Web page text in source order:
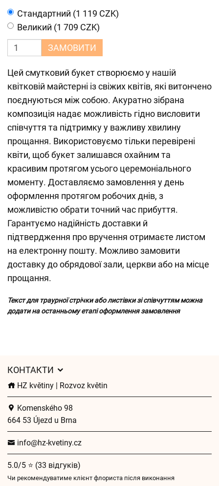
Cтандартний (1 119 CZK)
Великий (1 709 CZK)
ЗАМОВИТИ
Цей смутковий букет створюємо у нашій
квітковій майстерні із свіжих квітів, які витончено
поєднуються між собою. Акуратно зібрана
композиція надає можливість гідно висловити
співчуття та підтримку у важливу хвилину
прощання. Використовуємо тільки перевірені
квіти, щоб букет залишався охайним та
красивим протягом усього церемоніального
моменту. Доставляємо замовлення у день
оформлення протягом робочих днів, з
можливістю обрати точний час прибуття.
Гарантуємо надійність доставки й
підтвердження про вручення отримаєте листом
на електронну пошту. Можливо замовити
доставку до обрядової зали, церкви або на місце
прощання.
Текст для траурної стрічки або листівки зі співчуттям можна
додати на останньому етапі оформлення замовлення
КОНТАКТИ
HZ květiny | Rozvoz květin
Komenského 98
664 53 Újezd u Brna
info@hz-kvetiny.cz
5.0/5 ⭐ (33 відгуків)
Чи рекомендуватиме клієнт флориста після виконання